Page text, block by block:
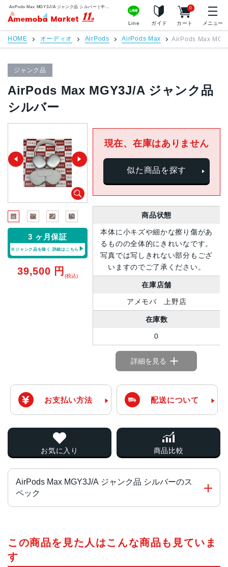
アメモバマーケット
Line ガイド カート
0
メニュー
HOME オーディオ AirPods AirPods Max AirPods Max
ジャンク品
AirPods Max MGY3J/A ジャンク品
シルバー
3 ヶ月保証
※ジャンク品を除く 詳細はこちら
39,500 円 (税込)
現在、在庫はありません
似た商品を探す
商品状態
本体に小キズや細かな擦り傷があ
るものの全体的にきれいなです。
写真では写しきれない部分もござ
いますのでご了承ください。
在庫店舗
アメモバ 上野店
在庫数
0
詳細を見る
お支払い方法 配送について
お気に入り 商品比較
AirPods Max MGY3J/A ジャンク品 シルバーのス
ペック
オーバーヘッド
この商品を見た人はこんな商品も見ていま
す